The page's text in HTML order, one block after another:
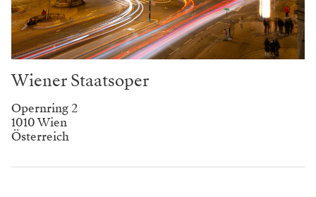
Wiener Staatsoper
Opernring 2
1010 Wien
Österreich